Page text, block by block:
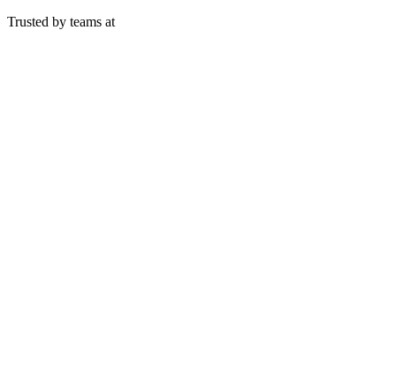
Trusted by teams at